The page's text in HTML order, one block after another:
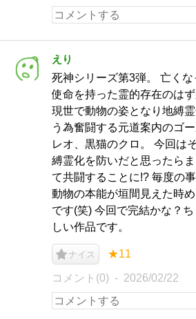
えり
死神シリーズ第3弾。 亡くな
使命を持った霊的存在のは
現世で動物の姿となり地縛
う為奮闘する元道案内のゴ
レオ、黒猫のクロ。 今回は
縛霊化を防いだと思ったら
て共闘することに!? 毎度の
動物の本能が垣間見えた時
です(笑) 今回で完結かな？
しい作品です。
ナイス ★11
コメント(0) 2026/02/22